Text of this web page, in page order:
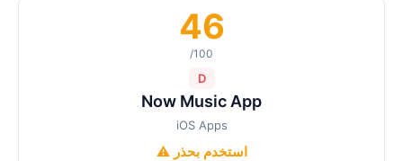
46
/100
D
Now Music App
iOS Apps
⚠️ استخدم بحذر